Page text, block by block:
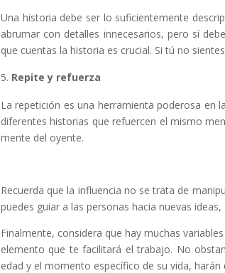
Una historia debe ser lo suficientemente
abrumar con detalles innecesarios, pero sí
que cuentas la historia es crucial. Si tú no
Repite y refuerza
La repetición es una herramienta poderosa en
diferentes historias que refuercen el mismo
mente del oyente.
Recuerda que la influencia no se trata de
puedes guiar a las personas hacia nuevas
Finalmente, considera que hay muchas
elemento que te facilitará el trabajo. No
edad y el momento específico de su vida,